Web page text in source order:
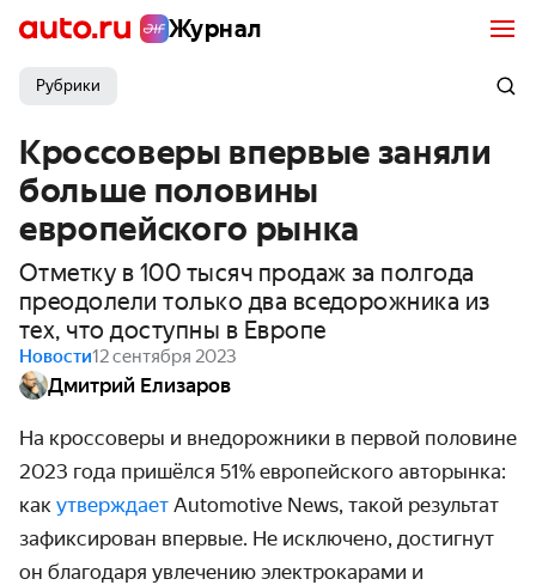
Журнал
Рубрики
Кроссоверы впервые заняли
больше половины
европейского рынка
Отметку в 100 тысяч продаж за полгода
преодолели только два вседорожника из
тех, что доступны в Европе
Новости12 сентября 2023
Дмитрий Елизаров
На кроссоверы и внедорожники в первой половине
2023 года пришёлся 51% европейского авторынка:
как утверждает Automotive News, такой результат
зафиксирован впервые. Не исключено, достигнут
он благодаря увлечению электрокарами и